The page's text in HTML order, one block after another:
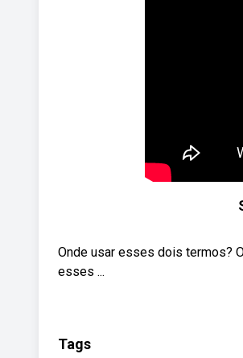
Onde usar esses dois termos?
esses ...
Tags